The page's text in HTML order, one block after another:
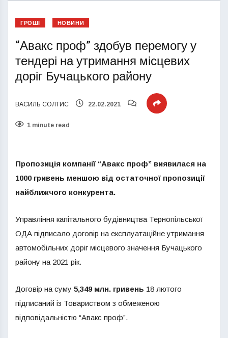
ГРОШІ НОВИНИ
“Авакс проф” здобув перемогу у
тендері на утримання місцевих
доріг Бучацького району
ВАСИЛЬ СОЛТИС 22.02.2021
1 minute read
Пропозиція компанії “Авакс проф” виявилася на
1000 гривень меншою від остаточної пропозиції
найближчого конкурента.
Управління капітального будівництва Тернопільської
ОДА підписало договір на експлуатаційне утримання
автомобільних доріг місцевого значення Бучацького
району на 2021 рік.
Договір на суму 5,349 млн. гривень 18 лютого
підписаний із Товариством з обмеженою
відповідальністю “Авакс проф”.